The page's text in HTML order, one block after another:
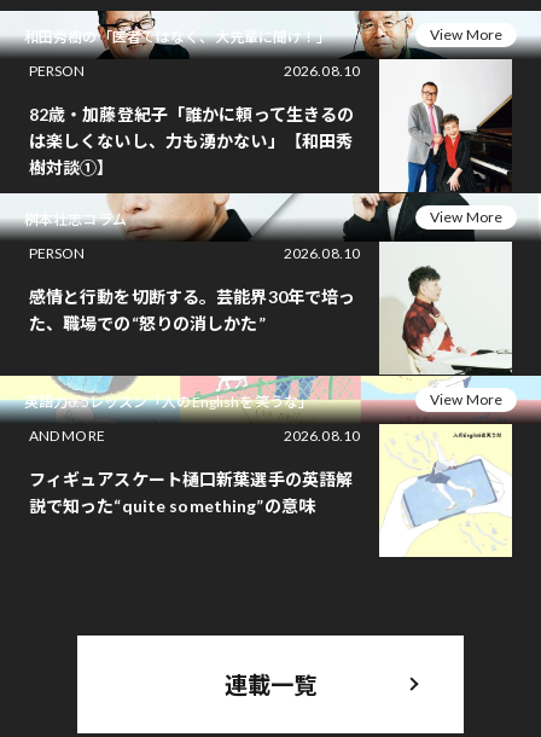
和田秀樹の「医者ではなく、大先輩に聞け！」
View More
PERSON
2026.08.10
82歳・加藤登紀子「誰かに頼って生きるの
は楽しくないし、力も湧かない」【和田秀
樹対談①】
桝本壮志コラム
View More
PERSON
2026.08.10
感情と行動を切断する。芸能界30年で培っ
た、職場での“怒りの消しかた”
英語力0.5レッスン「人のEnglishを笑うな」
View More
AND MORE
2026.08.10
フィギュアスケート樋口新葉選手の英語解
説で知った“quite something”の意味
連載一覧